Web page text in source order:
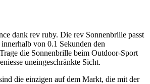
dank rev ruby. Die rev Sonnenbrille passt
von 0.1 Sekunden den
die Sonnenbrille beim Outdoor-Sport
uneingeschränkte Sicht.
die einzigen auf dem Markt, die mit der